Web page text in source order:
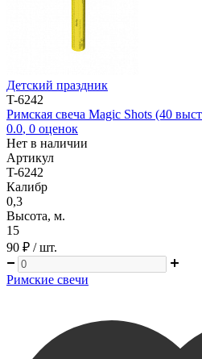
Детский праздник
T-6242
Римская свеча Magic Shots (40
0.0, 0 оценок
Нет в наличии
Артикул
T-6242
Калибр
0,3
Высота, м.
15
90 ₽ / шт.
Римские свечи